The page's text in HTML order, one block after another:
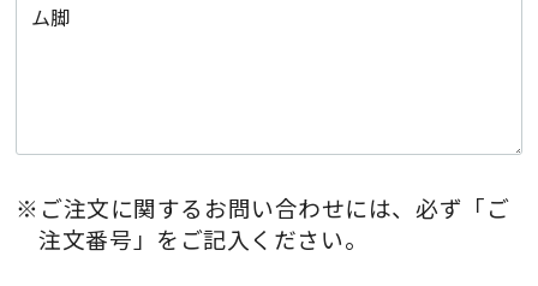
※ご注文に関するお問い合わせには、必ず「ご
注文番号」をご記入ください。